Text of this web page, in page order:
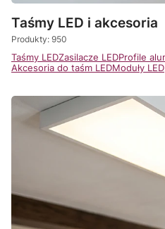
Taśmy LED i akcesoria
Produkty: 950
Taśmy LEDZasilacze LEDProfile
Akcesoria do taśm LEDModuły LED